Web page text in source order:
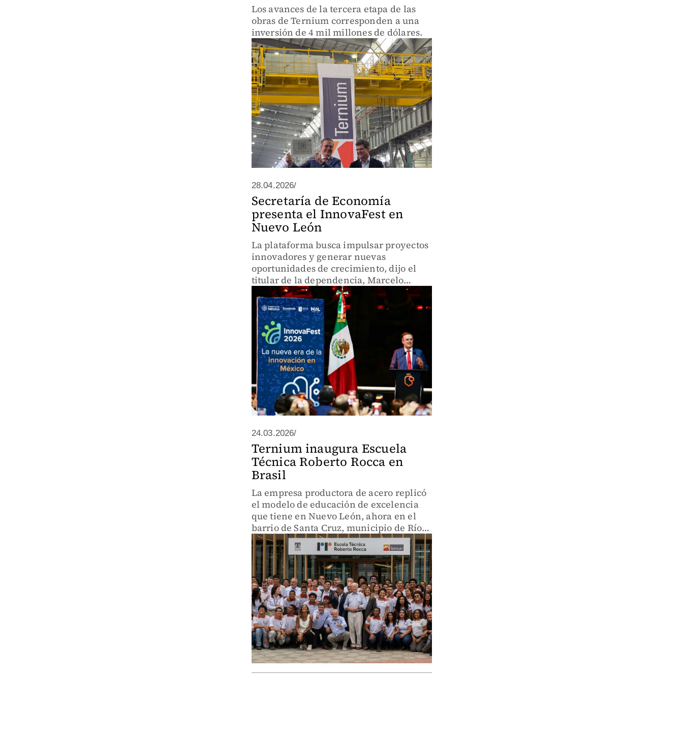
Los avances de la tercera etapa de las
obras de Ternium corresponden a una
inversión de 4 mil millones de dólares.
28.04.2026/
Secretaría de Economía
presenta el InnovaFest en
Nuevo León
La plataforma busca impulsar proyectos
innovadores y generar nuevas
oportunidades de crecimiento, dijo el
titular de la dependencia, Marcelo
Ebrard.
24.03.2026/
Ternium inaugura Escuela
Técnica Roberto Rocca en
Brasil
La empresa productora de acero replicó
el modelo de educación de excelencia
que tiene en Nuevo León, ahora en el
barrio de Santa Cruz, municipio de Río
de Janeiro